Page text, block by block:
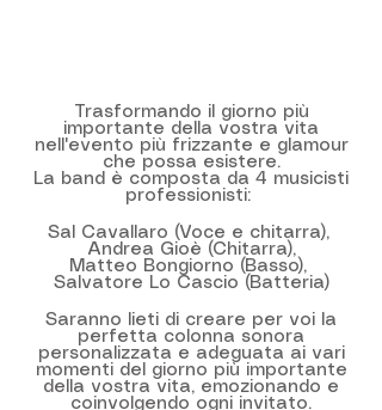
Trasformando il giorno più
importante della vostra vita
nell'evento più frizzante e glamour
che possa esistere.
La band è composta da 4 musicisti
professionisti:
Sal Cavallaro (Voce e chitarra),
Andrea Gioè (Chitarra),
Matteo Bongiorno (Basso),
Salvatore Lo Cascio (Batteria)
Saranno lieti di creare per voi la
perfetta colonna sonora
personalizzata e adeguata ai vari
momenti del giorno più importante
della vostra vita, emozionando e
coinvolgendo ogni invitato.